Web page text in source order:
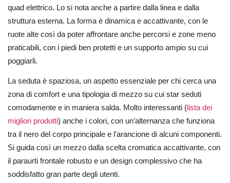
quad elettrico. Lo si nota anche a partire dalla linea e dalla
struttura esterna. La forma è dinamica e accattivante, con le
ruote alte così da poter affrontare anche percorsi e zone meno
praticabili, con i piedi ben protetti e un supporto ampio su cui
poggiarli.
La seduta è spaziosa, un aspetto essenziale per chi cerca una
zona di comfort e una tipologia di mezzo su cui star seduti
comodamente e in maniera salda. Molto interessanti (lista dei
migliori prodotti) anche i colori, con un’alternanza che funziona
tra il nero del corpo principale e l’arancione di alcuni componenti.
Si guida così un mezzo dalla scelta cromatica accattivante, con
il paraurti frontale robusto e un design complessivo che ha
soddisfatto gran parte degli utenti.